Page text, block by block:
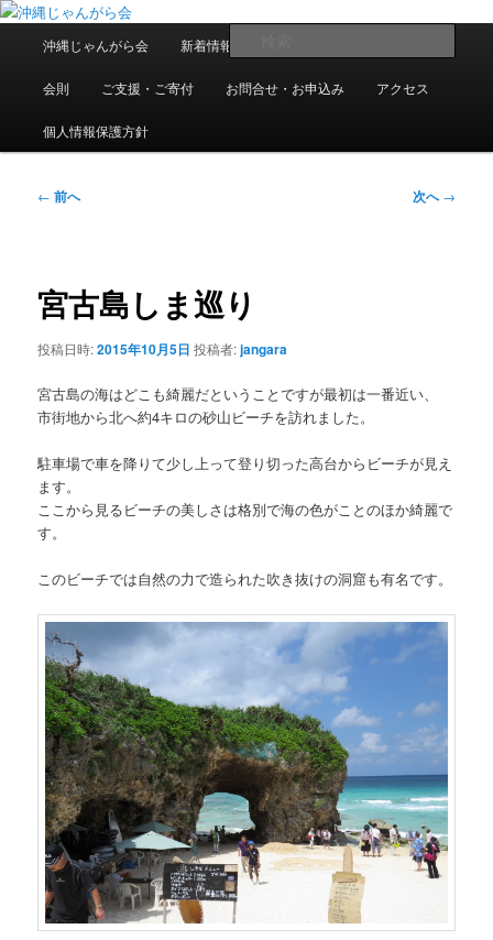
メ
ン
沖縄じゃんがら会
東日本大震災で県内に避難・移住している人たちの交流組織です
索
ュ
沖縄じゃんがら会 新着情報
会則 ご支援・ご寄付 お問合せ・お申込み アクセス
個人情報保護方針
投
ゲ
ー
ョ
← 前へ 次へ→
宮古島しま巡り
投稿日時:2015年10月5日 投稿者:jangara
宮古島の海はどこも綺麗だということですが最初は一番近い、
市街地から北へ約4キロの砂山ビーチを訪れました。
駐車場で車を降りて少し上って登り切った高台からビーチが見え
ます。
ここから見るビーチの美しさは格別で海の色がことのほか綺麗で
す。
このビーチでは自然の力で造られた吹き抜けの洞窟も有名です。